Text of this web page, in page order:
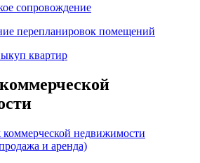
сопровождение
перепланировок помещений
квартир
недвижимости
и аренда)